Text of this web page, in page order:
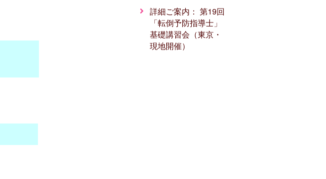
詳細ご案内： 第19回
「転倒予防指導士」
基礎講習会（東京・
現地開催）